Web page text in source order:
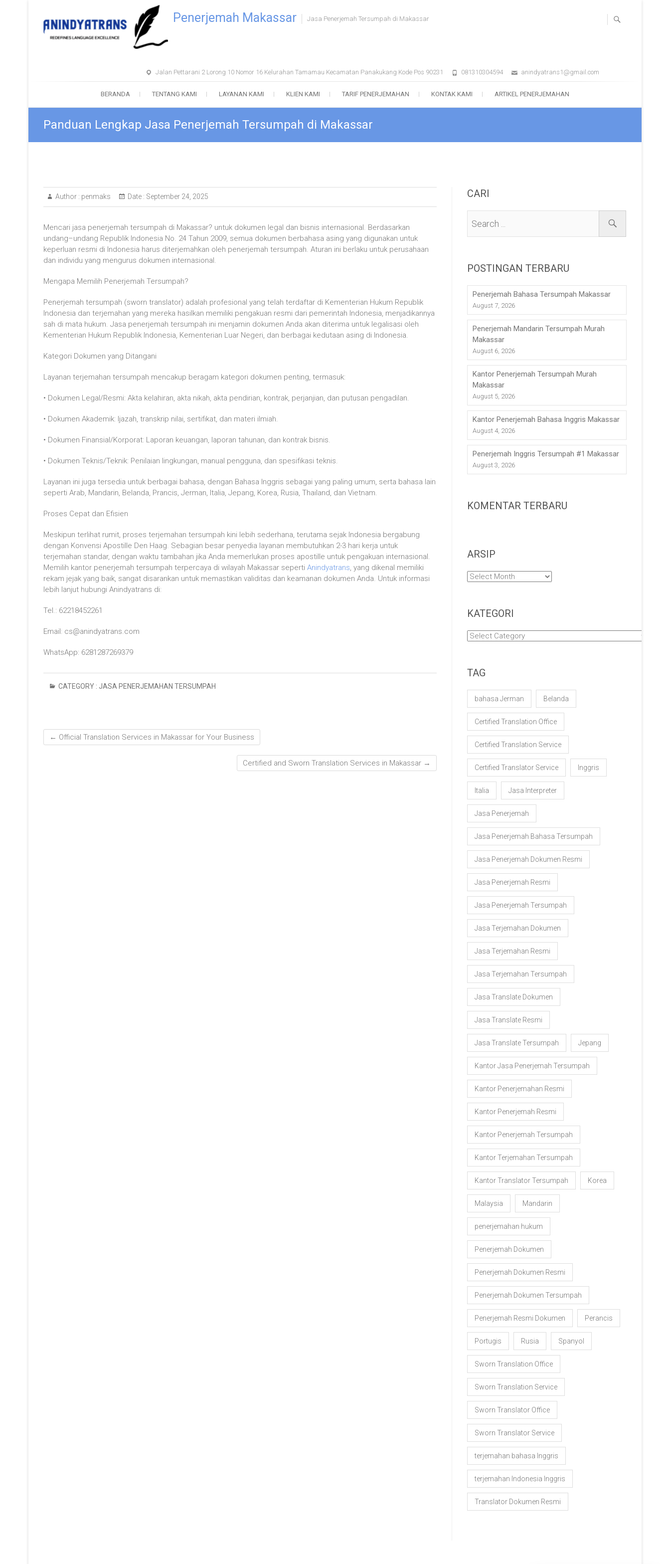
Penerjemah Makassar Jasa Penerjemah Tersumpah di Makassar
Jalan Pettarani 2 Lorong 10 Nomor 16 Kelurahan Tamamau Kecamatan Panakukang Kode Pos 90231 081310304594 anindyatrans1@gmail.com
BERANDA TENTANG KAMI LAYANAN KAMI KLIEN KAMI TARIF PENERJEMAHAN KONTAK KAMI ARTIKEL PENERJEMAHAN
Panduan Lengkap Jasa Penerjemah Tersumpah di Makassar
Author : penmaks Date : September 24, 2025
Mencari jasa penerjemah tersumpah di Makassar? untuk dokumen legal dan bisnis internasional. Berdasarkan
undang–undang Republik Indonesia No. 24 Tahun 2009, semua dokumen berbahasa asing yang digunakan untuk
keperluan resmi di Indonesia harus diterjemahkan oleh penerjemah tersumpah. Aturan ini berlaku untuk perusahaan
dan individu yang mengurus dokumen internasional.
Mengapa Memilih Penerjemah Tersumpah?
Penerjemah tersumpah (sworn translator) adalah profesional yang telah terdaftar di Kementerian Hukum Republik
Indonesia dan terjemahan yang mereka hasilkan memiliki pengakuan resmi dari pemerintah Indonesia, menjadikannya
sah di mata hukum. Jasa penerjemah tersumpah ini menjamin dokumen Anda akan diterima untuk legalisasi oleh
Kementerian Hukum Republik Indonesia, Kementerian Luar Negeri, dan berbagai kedutaan asing di Indonesia.
Kategori Dokumen yang Ditangani
Layanan terjemahan tersumpah mencakup beragam kategori dokumen penting, termasuk:
• Dokumen Legal/Resmi: Akta kelahiran, akta nikah, akta pendirian, kontrak, perjanjian, dan putusan pengadilan.
• Dokumen Akademik: Ijazah, transkrip nilai, sertifikat, dan materi ilmiah.
• Dokumen Finansial/Korporat: Laporan keuangan, laporan tahunan, dan kontrak bisnis.
• Dokumen Teknis/Teknik: Penilaian lingkungan, manual pengguna, dan spesifikasi teknis.
Layanan ini juga tersedia untuk berbagai bahasa, dengan Bahasa Inggris sebagai yang paling umum, serta bahasa lain
seperti Arab, Mandarin, Belanda, Prancis, Jerman, Italia, Jepang, Korea, Rusia, Thailand, dan Vietnam.
Proses Cepat dan Efisien
Meskipun terlihat rumit, proses terjemahan tersumpah kini lebih sederhana, terutama sejak Indonesia bergabung
dengan Konvensi Apostille Den Haag. Sebagian besar penyedia layanan membutuhkan 2-3 hari kerja untuk
terjemahan standar, dengan waktu tambahan jika Anda memerlukan proses apostille untuk pengakuan internasional.
Memilih kantor penerjemah tersumpah terpercaya di wilayah Makassar seperti Anindyatrans, yang dikenal memiliki
rekam jejak yang baik, sangat disarankan untuk memastikan validitas dan keamanan dokumen Anda. Untuk informasi
lebih lanjut hubungi Anindyatrans di:
Tel.: 62218452261
Email: cs@anindyatrans.com
WhatsApp: 6281287269379
CATEGORY : JASA PENERJEMAHAN TERSUMPAH
← Official Translation Services in Makassar for Your Business
Certified and Sworn Translation Services in Makassar →
CARI
POSTINGAN TERBARU
Penerjemah Bahasa Tersumpah Makassar
August 7, 2026
Penerjemah Mandarin Tersumpah Murah
Makassar
August 6, 2026
Kantor Penerjemah Tersumpah Murah
Makassar
August 5, 2026
Kantor Penerjemah Bahasa Inggris Makassar
August 4, 2026
Penerjemah Inggris Tersumpah #1 Makassar
August 3, 2026
KOMENTAR TERBARU
ARSIP
Arsip
KATEGORI
Kategori
TAG
bahasa Jerman Belanda
Certified Translation Office
Certified Translation Service
Certified Translator Service Inggris
Italia Jasa Interpreter
Jasa Penerjemah
Jasa Penerjemah Bahasa Tersumpah
Jasa Penerjemah Dokumen Resmi
Jasa Penerjemah Resmi
Jasa Penerjemah Tersumpah
Jasa Terjemahan Dokumen
Jasa Terjemahan Resmi
Jasa Terjemahan Tersumpah
Jasa Translate Dokumen
Jasa Translate Resmi
Jasa Translate Tersumpah Jepang
Kantor Jasa Penerjemah Tersumpah
Kantor Penerjemahan Resmi
Kantor Penerjemah Resmi
Kantor Penerjemah Tersumpah
Kantor Terjemahan Tersumpah
Kantor Translator Tersumpah Korea
Malaysia Mandarin
penerjemahan hukum
Penerjemah Dokumen
Penerjemah Dokumen Resmi
Penerjemah Dokumen Tersumpah
Penerjemah Resmi Dokumen Perancis
Portugis Rusia Spanyol
Sworn Translation Office
Sworn Translation Service
Sworn Translator Office
Sworn Translator Service
terjemahan bahasa Inggris
terjemahan Indonesia Inggris
Translator Dokumen Resmi